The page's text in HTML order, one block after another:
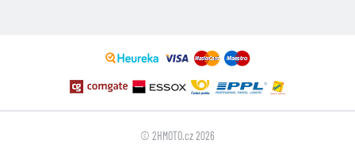
© 2HMOTO.cz 2026